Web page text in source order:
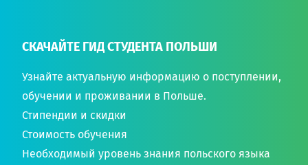
СКАЧАЙТЕ ГИД СТУДЕНТА ПОЛЬШИ
Узнайте актуальную информацию о поступлении,
обучении и проживании в Польше.
Стипендии и скидки
Стоимость обучения
Необходимый уровень знания польского языка